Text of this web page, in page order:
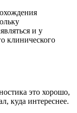
и у
клинического
это хорошо,
куда интереснее.